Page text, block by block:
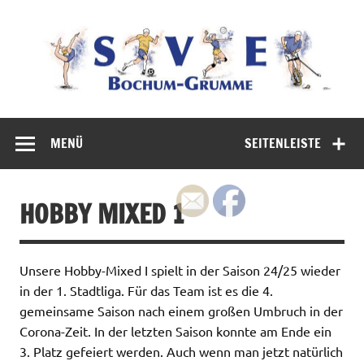
SEITENLEISTE
MENÜ
HOBBY MIXED 1
Unsere Hobby-Mixed I spielt in der Saison 24/25 wieder
in der 1. Stadtliga. Für das Team ist es die 4.
gemeinsame Saison nach einem großen Umbruch in der
Corona-Zeit. In der letzten Saison konnte am Ende ein
3. Platz gefeiert werden. Auch wenn man jetzt natürlich